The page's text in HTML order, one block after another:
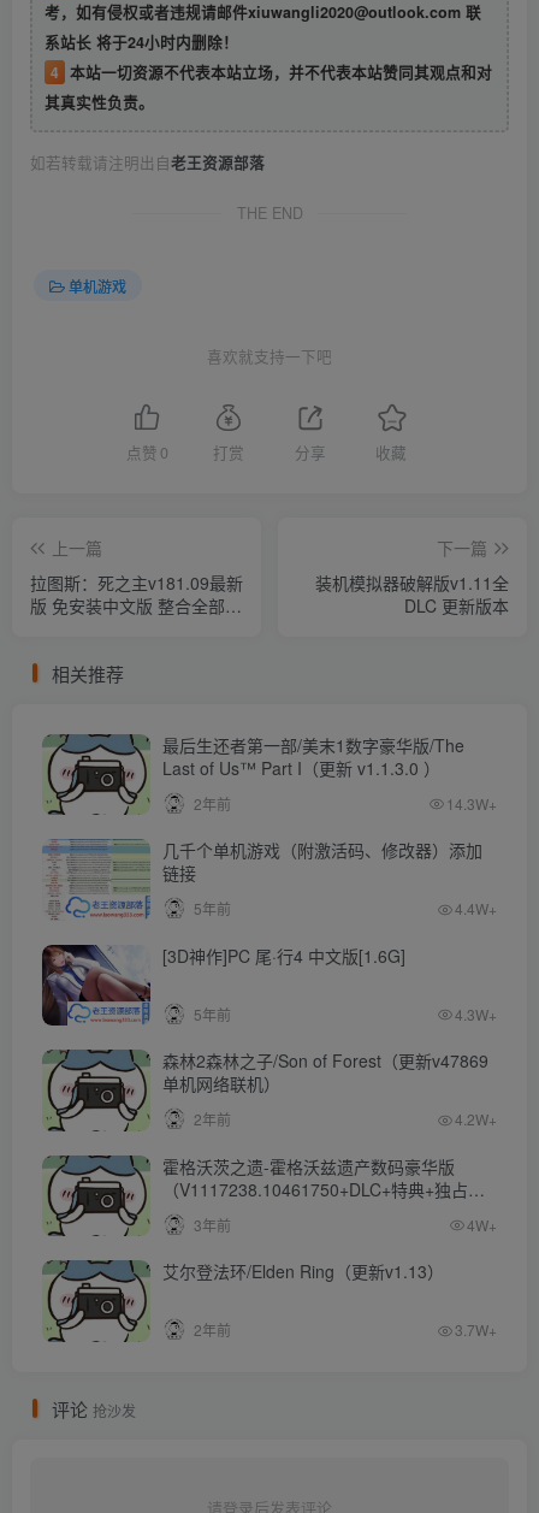
考，如有侵权或者违规请邮件xiuwangli2020@outlook.com 联
系站长 将于24小时内删除！
4 本站一切资源不代表本站立场，并不代表本站赞同其观点和对
其真实性负责。
如若转载请注明出自老王资源部落
THE END
单机游戏
喜欢就支持一下吧
点赞 0 打赏 分享 收藏
上一篇
拉图斯：死之主v181.09最新
版 免安装中文版 整合全部
下一篇
装机模拟器破解版v1.11全
DLC 更新版本
相关推荐
最后生还者第一部/美末1数字豪华版/The
Last of Us™ Part I（更新 v1.1.3.0 ）
2年前 14.3W+
几千个单机游戏（附激活码、修改器）添加
链接
5年前 4.4W+
[3D神作]PC 尾·行4 中文版[1.6G]
5年前 4.3W+
森林2森林之子/Son of Forest（更新v47869
单机网络联机）
2年前 4.2W+
霍格沃茨之遗-霍格沃兹遗产数码豪华版
（V1117238.10461750+DLC+特典+独占内
容）
3年前 4W+
艾尔登法环/Elden Ring（更新v1.13）
2年前 3.7W+
评论 抢沙发
请登录后发表评论